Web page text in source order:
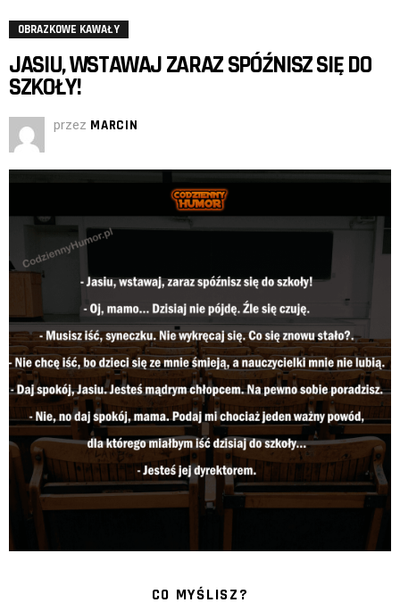
OBRAZKOWE KAWAŁY
JASIU, WSTAWAJ ZARAZ SPÓŹNISZ SIĘ DO
SZKOŁY!
przez MARCIN
CO MYŚLISZ?